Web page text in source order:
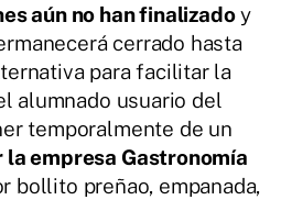
aún no han finalizadoy
cerrado hasta
para facilitar la
alumnado usuario del
temporalmente de un
empresa Gastronomía
bollito preñao, empanada,